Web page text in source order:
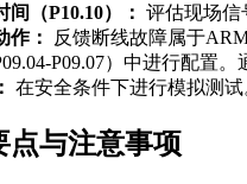
间（P10.10）： 评估现场信
作：
反馈断线故障属于
P09.07）中进行配置
在安全条件下进行模拟测
点与注意事项